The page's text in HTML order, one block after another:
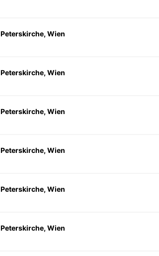
Peterskirche, Wien
Peterskirche, Wien
Peterskirche, Wien
Peterskirche, Wien
Peterskirche, Wien
Peterskirche, Wien